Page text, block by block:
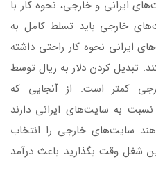
ایرانی و خارجی، نحوه کار با
خارجی باید تسلط کامل به
ایرانی نحوه کار راحتی داشته
تبدیل کردن دلار به ریال توسط
کمتر است. از آنجایی که
به سایت‌های ایرانی دارند
سایت‌های خارجی را انتخاب
شغل وقت بگذارید باعث درآمد